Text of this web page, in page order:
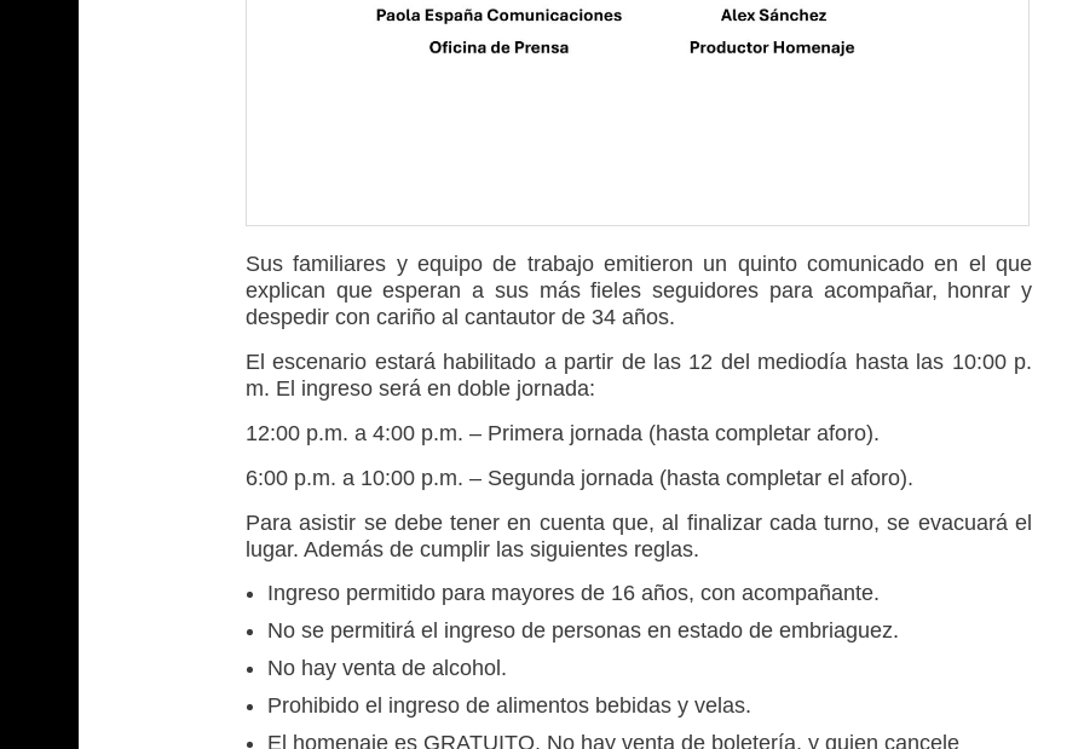
Sus familiares y equipo de trabajo emitieron un quinto comunicado en el que
explican que esperan a sus más fieles seguidores para acompañar, honrar y
despedir con cariño al cantautor de 34 años.
El escenario estará habilitado a partir de las 12 del mediodía hasta las 10:00 p.
m. El ingreso será en doble jornada:
12:00 p.m. a 4:00 p.m. – Primera jornada (hasta completar aforo).
6:00 p.m. a 10:00 p.m. – Segunda jornada (hasta completar el aforo).
Para asistir se debe tener en cuenta que, al finalizar cada turno, se evacuará el
lugar. Además de cumplir las siguientes reglas.
Ingreso permitido para mayores de 16 años, con acompañante.
No se permitirá el ingreso de personas en estado de embriaguez.
No hay venta de alcohol.
Prohibido el ingreso de alimentos bebidas y velas.
El homenaje es GRATUITO. No hay venta de boletería, y quien cancele